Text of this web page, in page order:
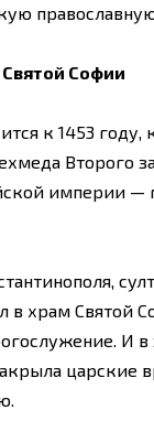
Софии
к 1453 году,
Второго
империи —
в храм Святой
И в
царские